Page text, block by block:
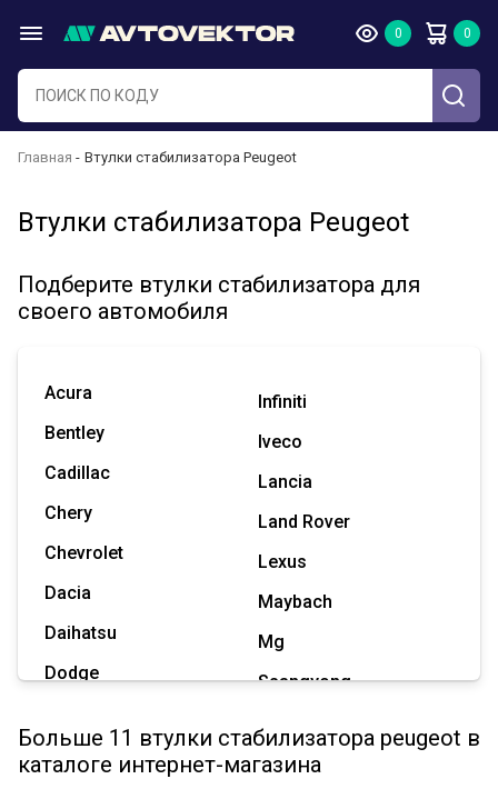
Главная Втулки стабилизатора Peugeot
Втулки стабилизатора Peugeot
Подберите втулки стабилизатора для
своего автомобиля
Acura
Bentley
Cadillac
Chery
Chevrolet
Dacia
Daihatsu
Dodge
Great Wall
Infiniti
Iveco
Lancia
Land Rover
Lexus
Maybach
Mg
Ssangyong
Tesla
Больше 11 втулки стабилизатора peugeot в
каталоге интернет-магазина